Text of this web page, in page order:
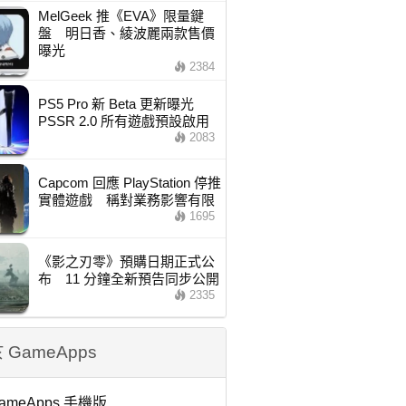
MelGeek 推《EVA》限量鍵
盤 明日香、綾波麗兩款售價
曝光
2384
PS5 Pro 新 Beta 更新曝光
PSSR 2.0 所有遊戲預設啟用
2083
Capcom 回應 PlayStation 停推
實體遊戲 稱對業務影響有限
1695
《影之刃零》預購日期正式公
布 11 分鐘全新預告同步公開
2335
GameApps
手機版